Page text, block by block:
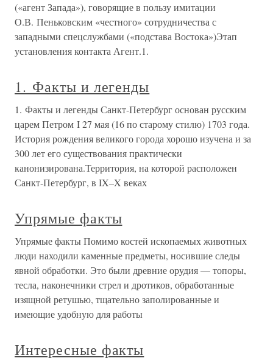
(«агент Запада»), говорящие в пользу имитации
О.В. Пеньковским «честного» сотрудничества с
западными спецслужбами («подстава Востока»)Этап
установления контакта Агент.1.
1. Факты и легенды
1. Факты и легенды Санкт-Петербург основан русским
царем Петром I 27 мая (16 по старому стилю) 1703 года.
История рождения великого города хорошо изучена и за
300 лет его существования практически
канонизирована.Территория, на которой расположен
Санкт-Петербург, в IX–X веках
Упрямые факты
Упрямые факты Помимо костей ископаемых животных
люди находили каменные предметы, носившие следы
явной обработки. Это были древние орудия — топоры,
тесла, наконечники стрел и дротиков, обработанные
изящной ретушью, тщательно заполированные и
имеющие удобную для работы
Интересные факты